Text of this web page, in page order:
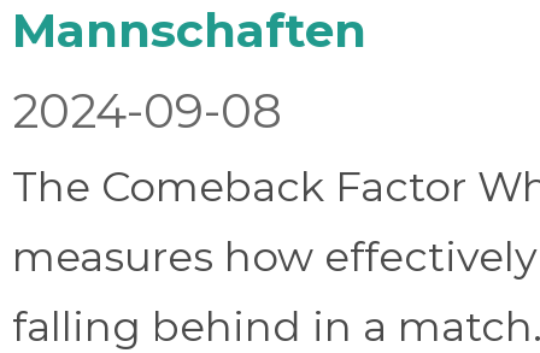
Mannschaften
2024-09-08
The Comeback Factor
measures how
falling behind in a